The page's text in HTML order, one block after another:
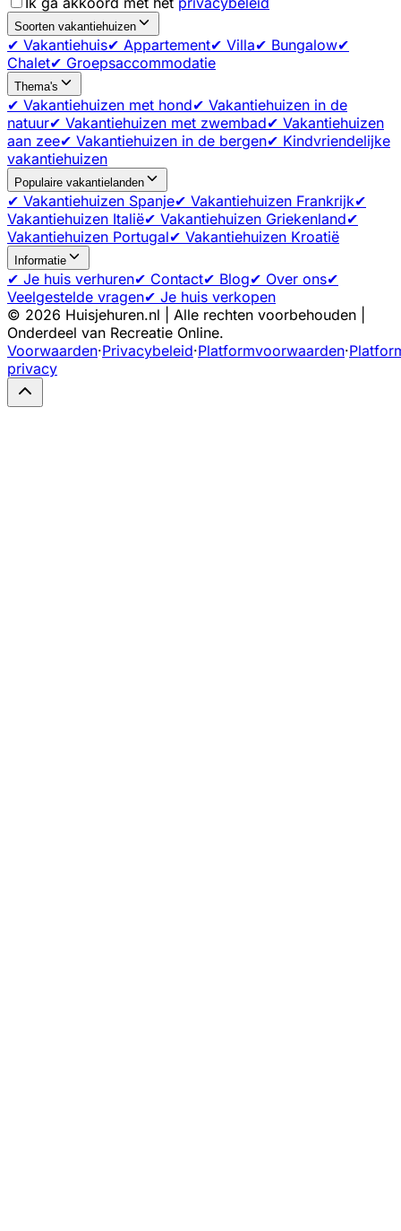
Soorten vakantiehuizen
✔ Vakantiehuis✔ Appartement✔ Villa✔ Bungalow✔
Chalet✔ Groepsaccommodatie
Thema's
✔ Vakantiehuizen met hond✔ Vakantiehuizen in de
natuur✔ Vakantiehuizen met zwembad✔ Vakantiehuizen
aan zee✔ Vakantiehuizen in de bergen✔ Kindvriendelijke
vakantiehuizen
Populaire vakantielanden
✔ Vakantiehuizen Spanje✔ Vakantiehuizen Frankrijk✔
Vakantiehuizen Italië✔ Vakantiehuizen Griekenland✔
Vakantiehuizen Portugal✔ Vakantiehuizen Kroatië
Informatie
✔ Je huis verhuren✔ Contact✔ Blog✔ Over ons✔
Veelgestelde vragen✔ Je huis verkopen
© 2026 Huisjehuren.nl | Alle rechten voorbehouden |
Onderdeel van Recreatie Online.
Voorwaarden·Privacybeleid·Platformvoorwaarden·
privacy